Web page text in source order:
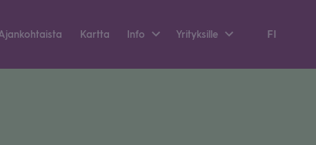
Kartta Info Yri­tyk­sille FI